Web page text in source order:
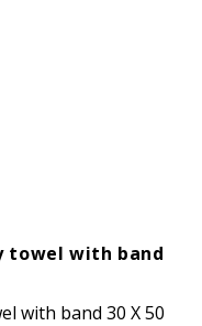
towel with band
with band 30 X 50